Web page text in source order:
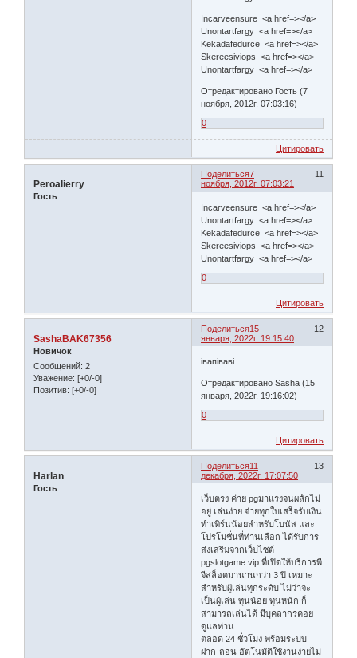
Incarveensure <a href=></a>
Unontartfargy <a href=></a>
Kekadafedurce <a href=></a>
Skereesiviops <a href=></a>
Unontartfargy <a href=></a>
Отредактировано Гость (7
ноября, 2012г. 07:03:16)
0
Цитировать
Поделиться 11
7
ноября, 2012г. 07:03:21
Peroalierry
Гость
Incarveensure <a href=></a>
Unontartfargy <a href=></a>
Kekadafedurce <a href=></a>
Skereesiviops <a href=></a>
Unontartfargy <a href=></a>
0
Цитировать
Поделиться 12
15
января, 2022г. 19:15:40
SashaBAK67356
Новичок
Сообщений: 2
Уважение: [+0/-0]
Позитив: [+0/-0]
івапіваві
Отредактировано Sasha (15
января, 2022г. 19:16:02)
0
Цитировать
Поделиться 13
11
декабря, 2022г. 17:07:50
Harlan
Гость
เว็บตรง ค่าย pgมาแรงจนผลักไม่
อยู่ เล่นง่าย จ่ายทุกใบเสร็จรับเงิน
ทำเทิร์นน้อยสำหรับโบนัส และ
โปรโมชั่นที่ท่านเลือก ได้รับการ
ส่งเสริมจากเว็บไซต์
pgslotgame.vip ที่เปิดให้บริการพี
จีสล็อตมานานกว่า 3 ปี เหมาะ
สำหรับผู้เล่นทุกระดับ ไม่ว่าจะ
เป็นผู้เล่น ทุนน้อย ทุนหนัก ก็
สามารถเล่นได้ มีบุคลากรคอย
ดูแลท่าน
ตลอด 24 ชั่วโมง พร้อมระบบ
ฝาก-ถอน อัตโนมัติใช้งานง่ายไม่